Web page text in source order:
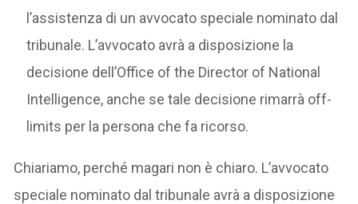
l’assistenza di un avvocato speciale nominato dal
tribunale. L’avvocato avrà a disposizione la
decisione dell’Office of the Director of National
Intelligence, anche se tale decisione rimarrà off-
limits per la persona che fa ricorso.
Chiariamo, perché magari non è chiaro. L’avvocato
speciale nominato dal tribunale avrà a disposizione